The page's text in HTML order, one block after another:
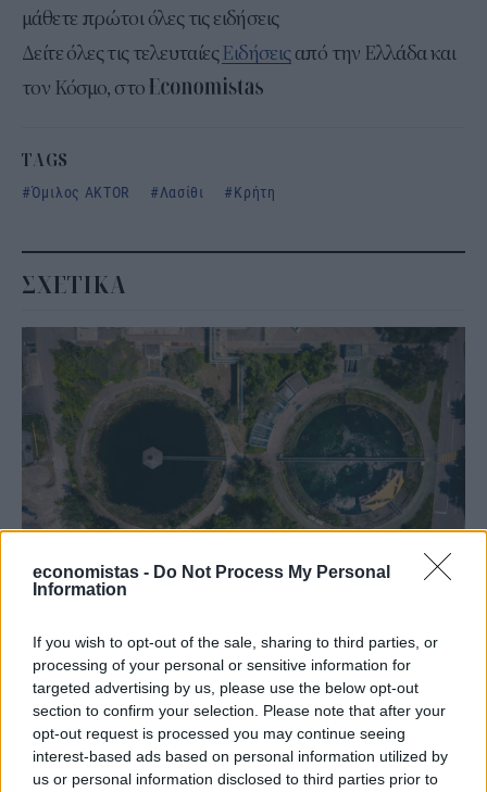
economistas - Do Not Process My Personal
Information
If you wish to opt-out of the sale, sharing to third parties, or
processing of your personal or sensitive information for
targeted advertising by us, please use the below opt-out
section to confirm your selection. Please note that after your
opt-out request is processed you may continue seeing
interest-based ads based on personal information utilized by
us or personal information disclosed to third parties prior to
μάθετε πρώτοι όλες τις ειδήσεις
Δείτε όλες τις τελευταίεςΕιδήσειςαπό την Ελλάδα και
τον Κόσμο, στο
TAGS
Όμιλος AKTOR
Λασίθι Κρήτη
ΣΧΕΤΙΚΑ
ΥΠΟΔΟΜΕΣ & ΚΑΤΑΣΚΕΥΕΣ
ανακυκλωμένο νερό θα χρησιμοποιείται για
πότισμα 13.000 στρεμμάτων
Σημαντικές επενδύσεις και έργα στρατηγικής σημασίας αναμένεται
να δρομολογηθούν, προκειμένου να λυθεί το ζήτημα της
αποχέτευσης στην Ανατολική Αττική που αποτελεί ένα διαχρονικό
πρόβλημα.